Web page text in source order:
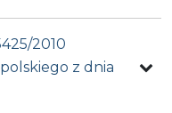
2010
z dnia